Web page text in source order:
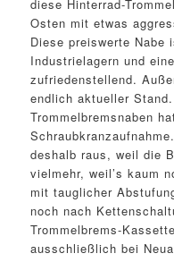
diese Hinterrad-
Osten mit etwas
Diese preiswerte Nabe
Industrielagern und
zufriedenstellend.
endlich aktueller
Trommelbremsnaben
deshalb raus, weil die
vielmehr, weil’s kaum
mit tauglicher
noch nach
Trommelbrems-
ausschließlich bei